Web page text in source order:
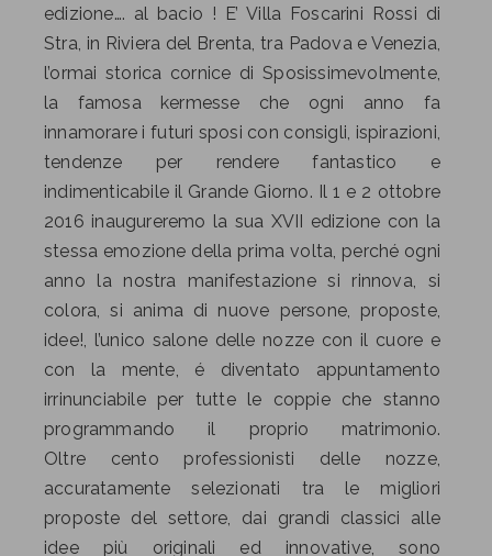
edizione…. al bacio ! E’ Villa Foscarini Rossi di
Stra, in Riviera del Brenta, tra Padova e Venezia,
l’ormai storica cornice di Sposissimevolmente,
la famosa kermesse che ogni anno fa
innamorare i futuri sposi con consigli, ispirazioni,
tendenze per rendere fantastico e
indimenticabile il Grande Giorno. Il 1 e 2 ottobre
2016 inaugureremo la sua XVII edizione con la
stessa emozione della prima volta, perché ogni
anno la nostra manifestazione si rinnova, si
colora, si anima di nuove persone, proposte,
idee!, l’unico salone delle nozze con il cuore e
con la mente, é diventato appuntamento
irrinunciabile per tutte le coppie che stanno
programmando il proprio matrimonio.
Oltre cento professionisti delle nozze,
accuratamente selezionati tra le migliori
proposte del settore, dai grandi classici alle
idee più originali ed innovative, sono